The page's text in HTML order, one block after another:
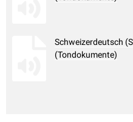
Schweizerdeutsch
(Tondokumente)